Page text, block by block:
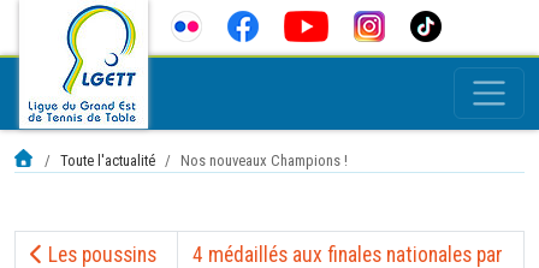
Toute l'actualité Nos nouveaux Champions !
Les poussins
4 médaillés aux finales nationales par